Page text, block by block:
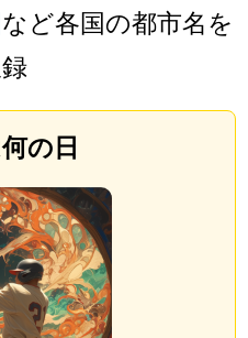
など各国の都市名を
の日